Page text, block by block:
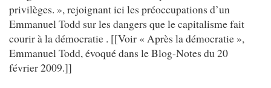
privilèges. », rejoignant ici les préoccupations d’un
Emmanuel Todd sur les dangers que le capitalisme fait
courir à la démocratie . [[Voir « Après la démocratie »,
Emmanuel Todd, évoqué dans le Blog-Notes du 20
février 2009.]]